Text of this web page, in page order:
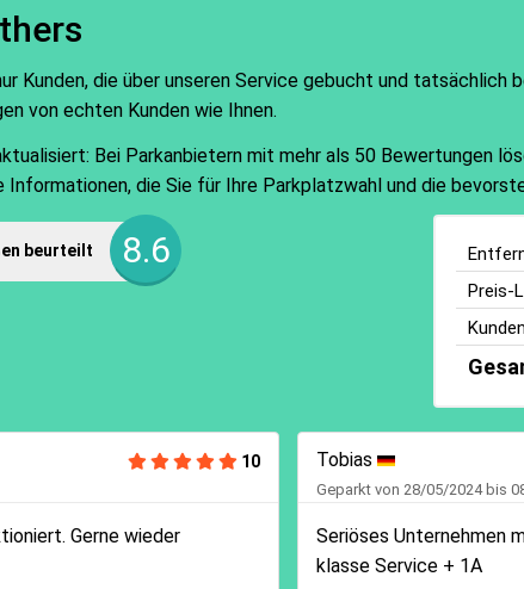
Kunden, die über unseren Service gebucht und tatsächlich
von echten Kunden wie Ihnen.
Bei Parkanbietern mit mehr als 50 Bewertungen
die Sie für Ihre Parkplatzwahl und die
beurteilt 8.6
Preis-
10
Gerne wieder
Tobias
Geparkt von 28/05/2024 bis
Seriöses Unternehmen
klasse Service + 1A